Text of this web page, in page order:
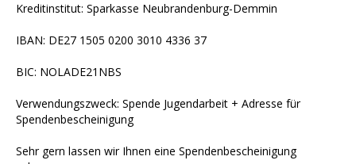
Kreditinstitut: Sparkasse Neubrandenburg-Demmin
IBAN: DE27 1505 0200 3010 4336 37
BIC: NOLADE21NBS
Verwendungszweck: Spende Jugendarbeit + Adresse für
Spendenbescheinigung
Sehr gern lassen wir Ihnen eine Spendenbescheinigung